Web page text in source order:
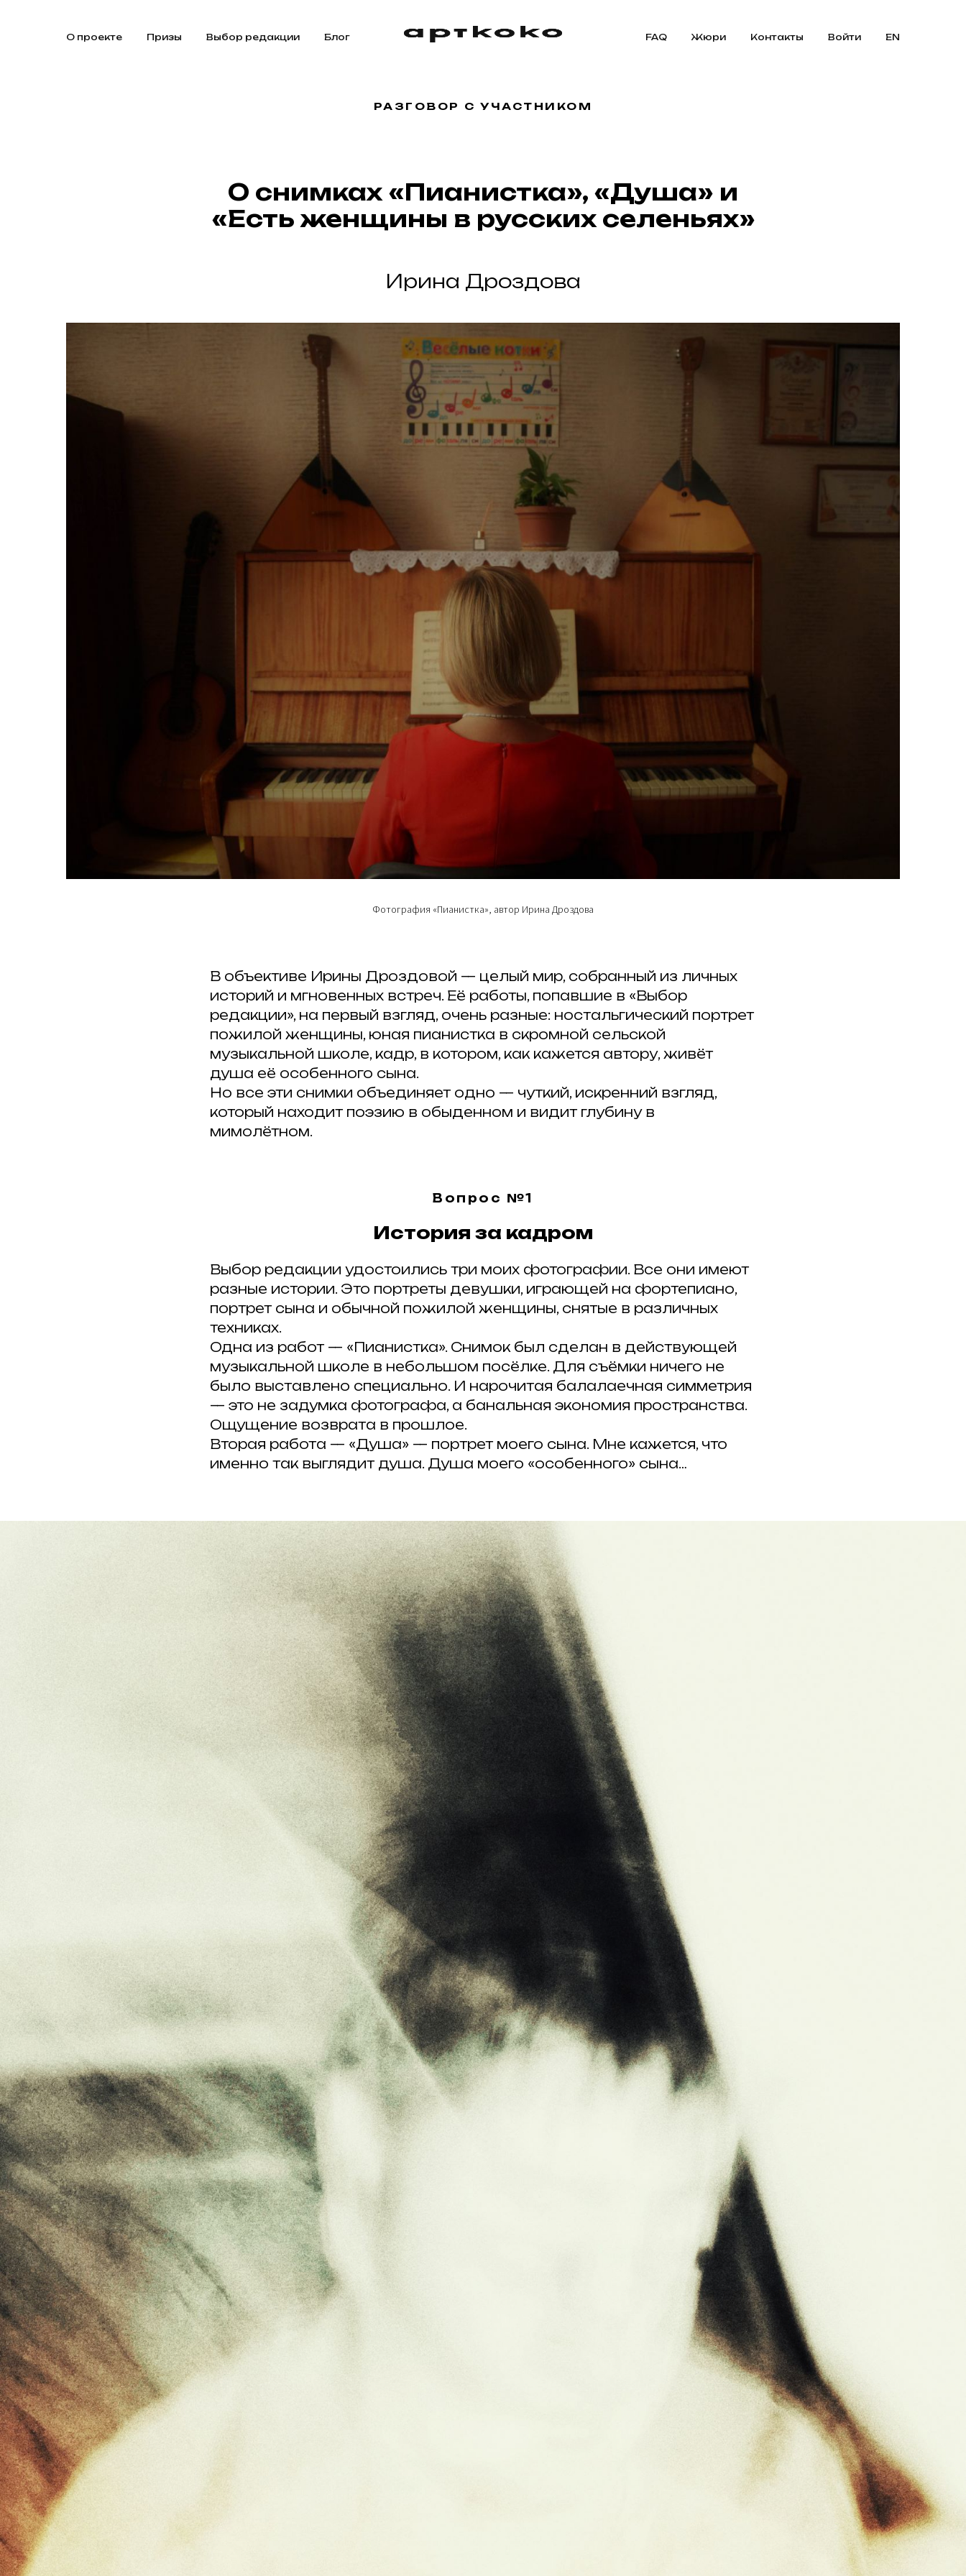
О проекте Призы Выбор редакции Блог FAQ Жюри Контакты Войти EN
РАЗГОВОР С УЧАСТНИКОМ
О снимках «Пианистка», «Душа» и
«Есть женщины в русских селеньях»
Ирина Дроздова
Фотография «Пианистка», автор Ирина Дроздова
В объективе Ирины Дроздовой — целый мир, собранный из личных
историй и мгновенных встреч. Её работы, попавшие в «Выбор
редакции», на первый взгляд, очень разные: ностальгический портрет
пожилой женщины, юная пианистка в скромной сельской
музыкальной школе, кадр, в котором, как кажется автору, живёт
душа её особенного сына.
Но все эти снимки объединяет одно — чуткий, искренний взгляд,
который находит поэзию в обыденном и видит глубину в
мимолётном.
Вопрос №1
История за кадром
Выбор редакции удостоились три моих фотографии. Все они имеют
разные истории. Это портреты девушки, играющей на фортепиано,
портрет сына и обычной пожилой женщины, снятые в различных
техниках.
Одна из работ — «Пианистка». Снимок был сделан в действующей
музыкальной школе в небольшом посёлке. Для съёмки ничего не
было выставлено специально. И нарочитая балалаечная симметрия
— это не задумка фотографа, а банальная экономия пространства.
Ощущение возврата в прошлое.
Вторая работа — «Душа» — портрет моего сына. Мне кажется, что
именно так выглядит душа. Душа моего «особенного» сына…